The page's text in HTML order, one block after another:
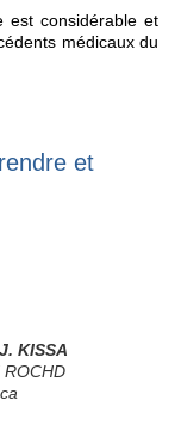
est considérable et
médicaux du
et
KISSA